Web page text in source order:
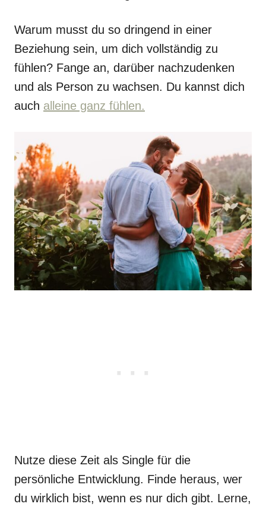
Warum musst du so dringend in einer
Beziehung sein, um dich vollständig zu
fühlen? Fange an, darüber nachzudenken
und als Person zu wachsen. Du kannst dich
auch alleine ganz fühlen.
Nutze diese Zeit als Single für die
persönliche Entwicklung. Finde heraus, wer
du wirklich bist, wenn es nur dich gibt. Lerne,